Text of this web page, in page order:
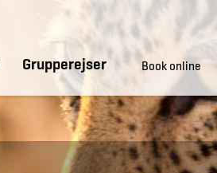
Grupperejser Book online